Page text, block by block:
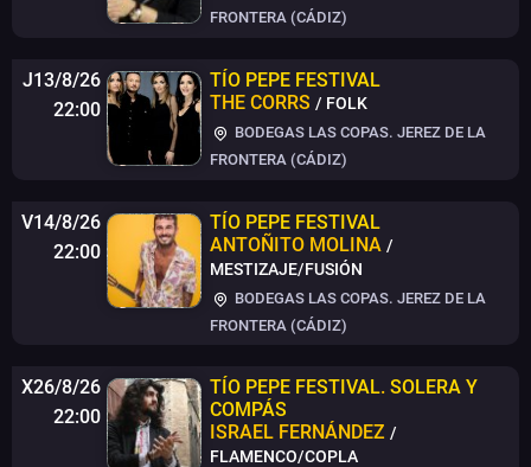
FRONTERA (CÁDIZ)
J13/8/26
22:00
TÍO PEPE FESTIVAL
THE CORRS / FOLK
BODEGAS LAS COPAS. JEREZ DE LA
FRONTERA (CÁDIZ)
V14/8/26
22:00
TÍO PEPE FESTIVAL
ANTOÑITO MOLINA /
MESTIZAJE/FUSIÓN
BODEGAS LAS COPAS. JEREZ DE LA
FRONTERA (CÁDIZ)
X26/8/26
22:00
TÍO PEPE FESTIVAL. SOLERA Y
COMPÁS
ISRAEL FERNÁNDEZ /
FLAMENCO/COPLA